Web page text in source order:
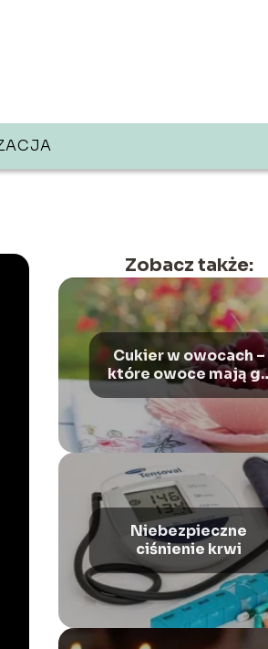
Zobacz także:
Cukier w owocach –
które owoce mają
najwięcej, a które
najmniej.
Niebezpieczne
ciśnienie krwi